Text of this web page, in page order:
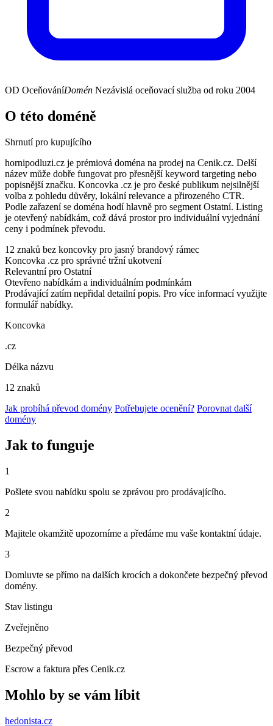
OD OceňováníDomén Nezávislá oceňovací služba od roku 2004
O této doméně
Shrnutí pro kupujícího
hornipodluzi.cz je prémiová doména na prodej na Cenik.cz. Delší
název může dobře fungovat pro přesnější keyword targeting nebo
popisnější značku. Koncovka .cz je pro české publikum nejsilnější
volba z pohledu důvěry, lokální relevance a přirozeného CTR.
Podle zařazení se doména hodí hlavně pro segment Ostatní. Listing
je otevřený nabídkám, což dává prostor pro individuální vyjednání
ceny i podmínek převodu.
12 znaků bez koncovky pro jasný brandový rámec
Koncovka .cz pro správné tržní ukotvení
Relevantní pro Ostatní
Otevřeno nabídkám a individuálním podmínkám
Prodávající zatím nepřidal detailní popis. Pro více informací využijte
formulář nabídky.
Koncovka
.cz
Délka názvu
12 znaků
Jak probíhá převod domény Potřebujete ocenění? Porovnat další
domény
Jak to funguje
1
Pošlete svou nabídku spolu se zprávou pro prodávajícího.
2
Majitele okamžitě upozorníme a předáme mu vaše kontaktní údaje.
3
Domluvte se přímo na dalších krocích a dokončete bezpečný převod
domény.
Stav listingu
Zveřejněno
Bezpečný převod
Escrow a faktura přes Cenik.cz
Mohlo by se vám líbit
hedonista.cz